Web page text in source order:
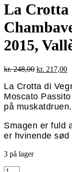
La Crotta
2015,
kr.248,00 Den
pris
var:
kr. 248,00.
kr. 217,00
er:
La Crotta di
Moscato
på muskatdruen.
Smagen er fuld
er hvinende sød
3 på lager
La